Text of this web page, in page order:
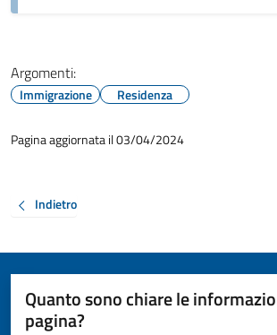
Argomenti:
Immigrazione Residenza
Pagina aggiornata il 03/04/2024
Indietro
Quanto sono chiare le
pagina?